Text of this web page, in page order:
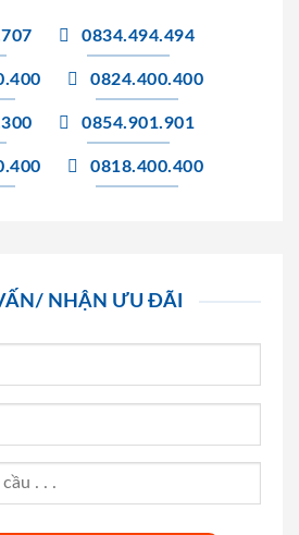
0834.494.494
0824.400.400
0854.901.901
0818.400.400
NHẬN ƯU ĐÃI